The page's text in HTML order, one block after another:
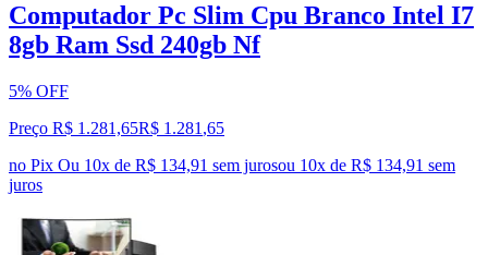
Computador Pc Slim Cpu Branco Intel I7
8gb Ram Ssd 240gb Nf
5% OFF
Preço R$ 1.281,65R$ 1.281 ,65
no Pix Ou 10x de R$ 134,91 sem jurosou 10x de R$ 134,91 sem
juros